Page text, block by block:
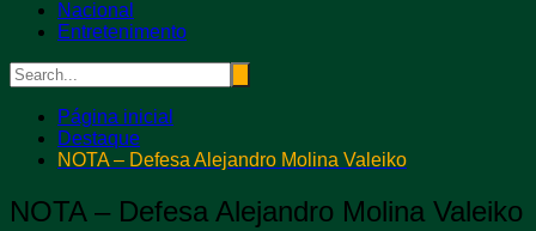
Nacional
Entretenimento
Página inicial
Destaque
NOTA – Defesa Alejandro Molina Valeiko
NOTA – Defesa Alejandro Molina Valeiko